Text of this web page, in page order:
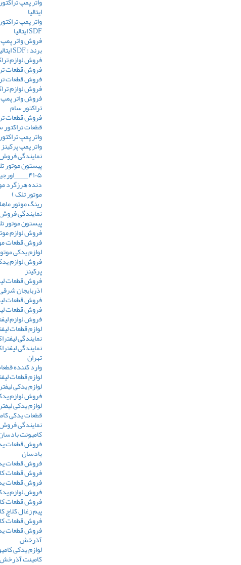
ایتالیا
SDF ایتالیا
برند : SDF ایتالیا
فروش لوازم
فروش قطعات
فروش قطعات
فروش لوازم
فروش واتر پمپ
تراکتور سام
فروش قطعات
قطعات
واتر پمپ تراکتور
واتر پمپ پرکینز
نمایندگی
پیستون
۴۱۰۵____اورجینال ( TELEC )
موتور تلک )
رینگ موتور
نمایندگی
پیستون موتور
فروش لوازم
فروش قطعات
لوازم یدکی
فروش لوازم
پرکینز
فروش قطعات
اذربایجان
فروش قطعات
فروش قطعات
فروش لوازم
لوازم قطعات
نمایندگی
نمایندگی
تهران
وارد کننده
لوازم قطعات
لوازم یدکی
فروش لوازم
لوازم یدکی
قطعات یدکی
نمایندگی
کامیونت
فروش قطعات
بادسان
فروش قطعات
فروش قطعات
فروش قطعات
فروش لوازم
فروش قطعات
پیم زغال کلاچ
فروش قطعات
فروش قطعات
آذرخش
لوازم یدکی
کامینت آذرخش